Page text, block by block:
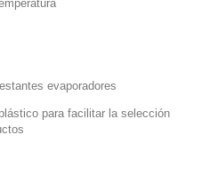
evaporadores
para facilitar la selección